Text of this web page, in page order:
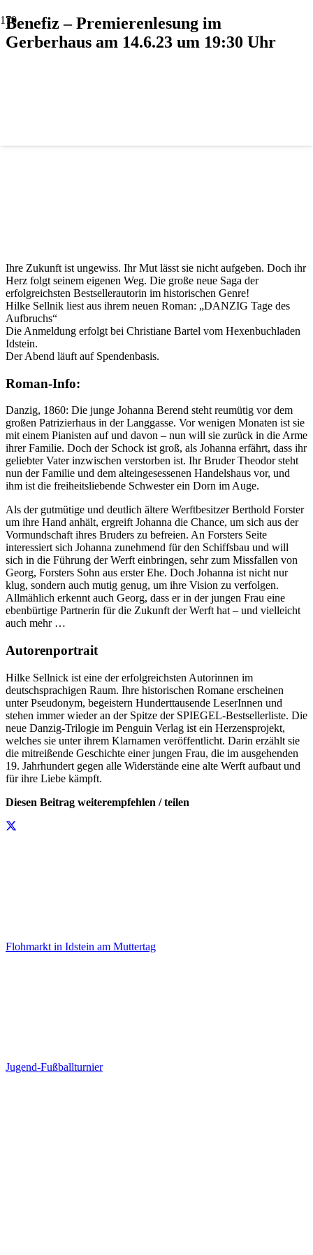
Benefiz – Premierenlesung im
Gerberhaus am 14.6.23 um 19:30 Uhr
Ihre Zukunft ist ungewiss. Ihr Mut lässt sie nicht aufgeben. Doch ihr
Herz folgt seinem eigenen Weg. Die große neue Saga der
erfolgreichsten Bestsellerautorin im historischen Genre!
Hilke Sellnik liest aus ihrem neuen Roman: „DANZIG Tage des
Aufbruchs“
Die Anmeldung erfolgt bei Christiane Bartel vom Hexenbuchladen
Idstein.
Der Abend läuft auf Spendenbasis.
Roman-Info:
Danzig, 1860: Die junge Johanna Berend steht reumütig vor dem
großen Patrizierhaus in der Langgasse. Vor wenigen Monaten ist sie
mit einem Pianisten auf und davon – nun will sie zurück in die Arme
ihrer Familie. Doch der Schock ist groß, als Johanna erfährt, dass ihr
geliebter Vater inzwischen verstorben ist. Ihr Bruder Theodor steht
nun der Familie und dem alteingesessenen Handelshaus vor, und
ihm ist die freiheitsliebende Schwester ein Dorn im Auge.
Als der gutmütige und deutlich ältere Werftbesitzer Berthold Forster
um ihre Hand anhält, ergreift Johanna die Chance, um sich aus der
Vormundschaft ihres Bruders zu befreien. An Forsters Seite
interessiert sich Johanna zunehmend für den Schiffsbau und will
sich in die Führung der Werft einbringen, sehr zum Missfallen von
Georg, Forsters Sohn aus erster Ehe. Doch Johanna ist nicht nur
klug, sondern auch mutig genug, um ihre Vision zu verfolgen.
Allmählich erkennt auch Georg, dass er in der jungen Frau eine
ebenbürtige Partnerin für die Zukunft der Werft hat – und vielleicht
auch mehr …
Autorenportrait
Hilke Sellnick ist eine der erfolgreichsten Autorinnen im
deutschsprachigen Raum. Ihre historischen Romane erscheinen
unter Pseudonym, begeistern Hunderttausende LeserInnen und
stehen immer wieder an der Spitze der SPIEGEL-Bestsellerliste. Die
neue Danzig-Trilogie im Penguin Verlag ist ein Herzensprojekt,
welches sie unter ihrem Klarnamen veröffentlicht. Darin erzählt sie
die mitreißende Geschichte einer jungen Frau, die im ausgehenden
19. Jahrhundert gegen alle Widerstände eine alte Werft aufbaut und
für ihre Liebe kämpft.
Diesen Beitrag weiterempfehlen / teilen
Flohmarkt in Idstein am Muttertag
Jugend-Fußballturnier